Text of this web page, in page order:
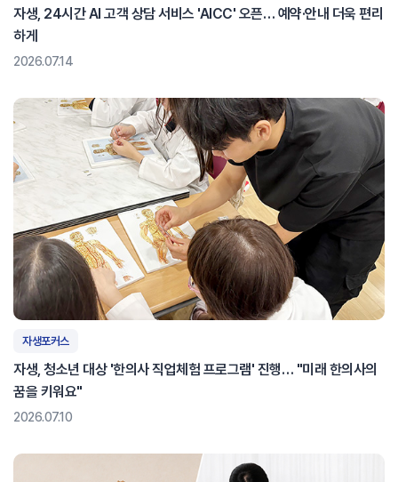
자생, 24시간 AI 고객 상담 서비스 'AICC' 오픈… 예약·안내 더욱 편리
하게
2026.07.14
자생포커스
자생, 청소년 대상 '한의사 직업체험 프로그램' 진행… "미래 한의사의
꿈을 키워요"
2026.07.10